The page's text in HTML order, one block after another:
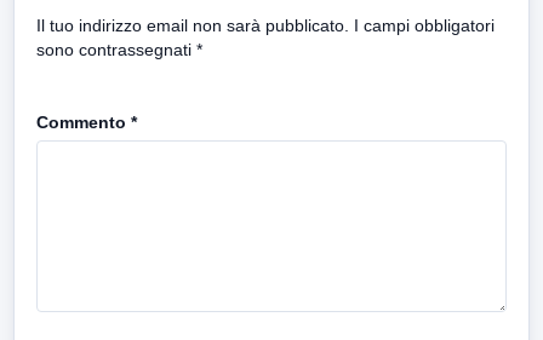
Il tuo indirizzo email non sarà pubblicato. I campi obbligatori
sono contrassegnati *
Commento *